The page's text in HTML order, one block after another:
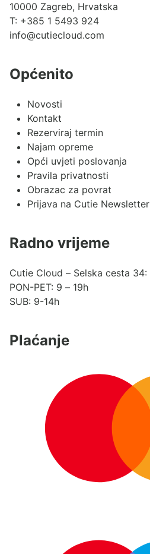
10000 Zagreb, Hrvatska
T: +385 1 5493 924
info@cutiecloud.com
Općenito
Novosti
Kontakt
Rezerviraj termin
Najam opreme
Opći uvjeti poslovanja
Pravila privatnosti
Obrazac za povrat
Prijava na Cutie Newsletter
Radno vrijeme
Cutie Cloud – Selska cesta 34:
PON-PET: 9 – 19h
SUB: 9-14h
Plaćanje